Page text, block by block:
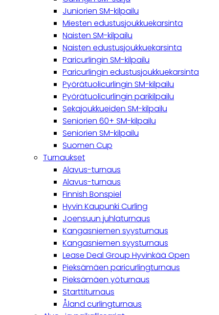
Juniorien SM-kilpailu
Miesten edustusjoukkuekarsinta
Naisten SM-kilpailu
Naisten edustusjoukkuekarsinta
Paricurlingin SM-kilpailu
Paricurlingin edustusjoukkuekarsinta
Pyörätuolicurlingin SM-kilpailu
Pyörätuolicurlingin parikilpailu
Sekajoukkueiden SM-kilpailu
Seniorien 60+ SM-kilpailu
Seniorien SM-kilpailu
Suomen Cup
Turnaukset
Alavus-turnaus
Alavus-turnaus
Finnish Bonspiel
Hyvin Kaupunki Curling
Joensuun juhlaturnaus
Kangasniemen syysturnaus
Kangasniemen syysturnaus
Lease Deal Group Hyvinkää Open
Pieksämäen paricurlingturnaus
Pieksämäen yöturnaus
Starttiturnaus
Åland curlingturnaus